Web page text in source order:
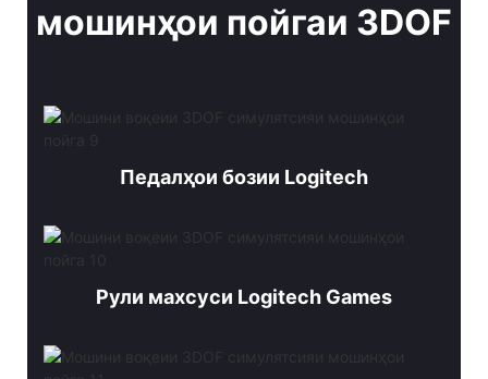
мошинҳои пойгаи 3DOF
Педалҳои бозии Logitech
Рули махсуси Logitech Games